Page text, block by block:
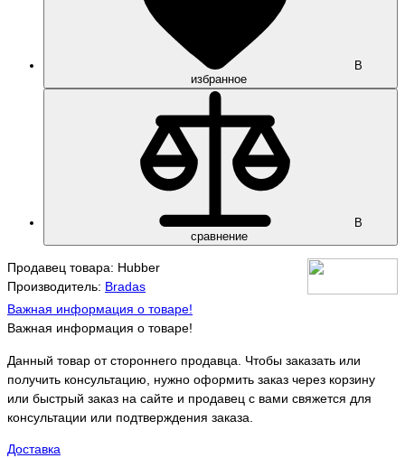
В
избранное
В
сравнение
Продавец товара: Hubber
Производитель: Bradas
Важная информация о товаре!
Важная информация о товаре!
Данный товар от стороннего продавца. Чтобы заказать или
получить консультацию, нужно оформить заказ через корзину
или быстрый заказ на сайте и продавец с вами свяжется для
консультации или подтверждения заказа.
Доставка